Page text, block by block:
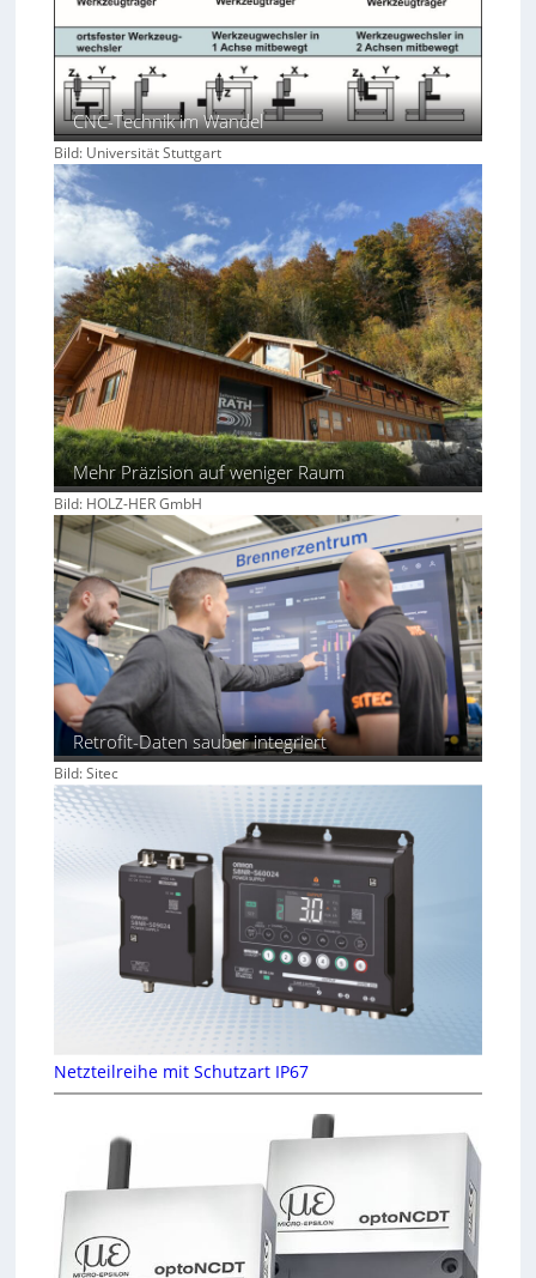
CNC-Technik im Wandel
Bild: Universität Stuttgart
Mehr Präzision auf weniger Raum
Bild: HOLZ-HER GmbH
Retrofit-Daten sauber integriert
Bild: Sitec
Netzteilreihe mit Schutzart IP67